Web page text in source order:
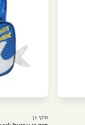
תיקי גן